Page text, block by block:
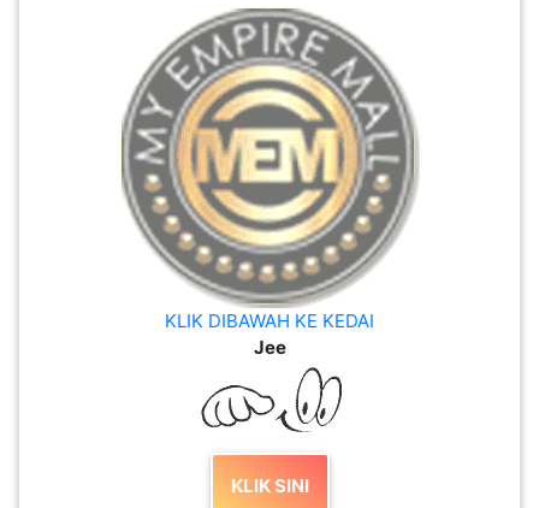
KLIK DIBAWAH KE KEDAI
Jee
KLIK SINI